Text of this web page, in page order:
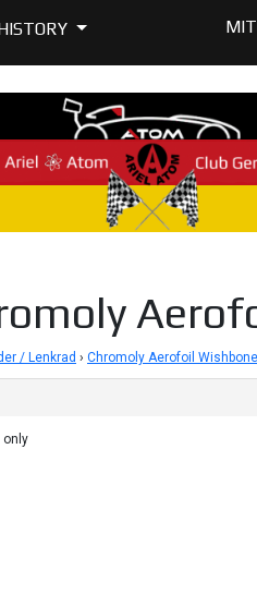
/ Lenkrad › Chromoly Aerofoil
only